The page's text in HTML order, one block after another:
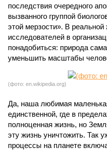
последствия очередного
вызванного группой
этой мерзости». В
исследователей в
понадобиться: природа
уменьшить масштабы
(фото: en.wikipedia.org)
Да, наша любимая
единственной, где в
полноценная жизнь, но
эту жизнь уничтожить. Так
процессы на планете